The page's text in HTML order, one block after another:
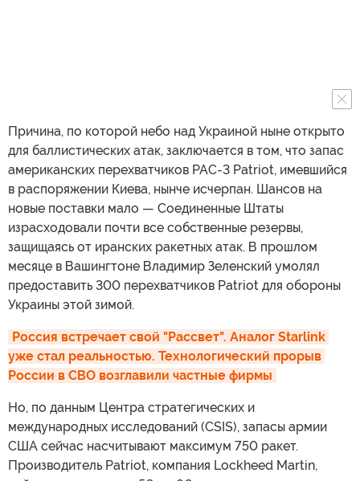
Причина, по которой небо над Украиной ныне открыто
для баллистических атак, заключается в том, что запас
американских перехватчиков PAC-3 Patriot, имевшийся
в распоряжении Киева, нынче исчерпан. Шансов на
новые поставки мало — Соединенные Штаты
израсходовали почти все собственные резервы,
защищаясь от иранских ракетных атак. В прошлом
месяце в Вашингтоне Владимир Зеленский умолял
предоставить 300 перехватчиков Patriot для обороны
Украины этой зимой.
Россия встречает свой "Рассвет". Аналог Starlink
уже стал реальностью. Технологический прорыв
России в СВО возглавили частные фирмы
Но, по данным Центра стратегических и
международных исследований (CSIS), запасы армии
США сейчас насчитывают максимум 750 ракет.
Производитель Patriot, компания Lockheed Martin,